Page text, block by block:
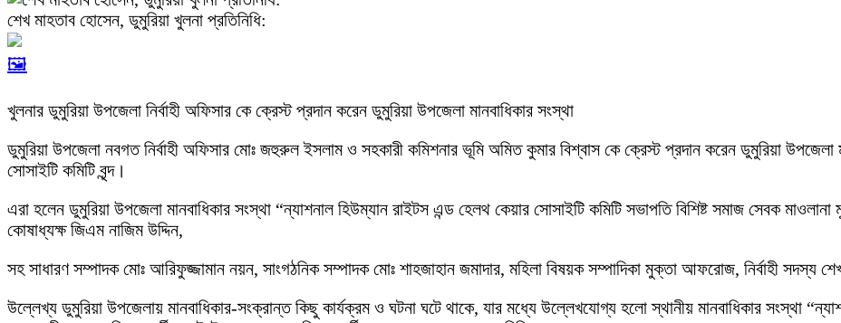
শেখ মাহতাব হোসেন, ডুমুরিয়া খুলনা প্রতিনিধি:
🖼️
খুলনার ডুমুরিয়া উপজেলা নির্বাহী অফিসার কে ক্রেস্ট প্রদান করেন ডুমুরিয়া উপজেলা মানবাধিকার সংস্থা
ডুমুরিয়া উপজেলা নবগত‌ নির্বাহী অফিসার মোঃ জহুরুল ইসলাম ও সহকারী কমিশনার ভূমি অমিত কুমার বিশ্বাস কে ক্রেস্ট প্রদান করেন ডুমুরিয়া উপজেলা
সোসাইটি কমিটি বৃন্দ।
এরা হলেন ডুমুরিয়া উপজেলা মানবাধিকার সংস্থা “ন্যাশনাল হিউম্যান রাইটস এন্ড হেলথ কেয়ার সোসাইটি কমিটি সভাপতি বিশিষ্ট সমাজ সেবক
কোষাধ্যক্ষ জিএম নাজিম উদ্দিন,
সহ সাধারণ সম্পাদক মোঃ আরিফুজ্জামান নয়ন, সাংগঠনিক সম্পাদক মোঃ শাহজাহান জমাদার, মহিলা বিষয়ক সম্পাদিকা মুক্তা আফরোজ, নির্বাহী
উল্লেখ্য ডুমুরিয়া উপজেলায় মানবাধিকার-সংক্রান্ত কিছু কার্যক্রম ও ঘটনা ঘটে থাকে, যার মধ্যে উল্লেখযোগ্য হলো স্থানীয় মানবাধিকার সংস্থা